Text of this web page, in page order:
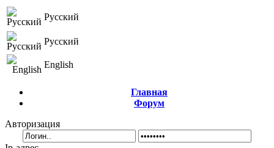
Русский
Русский
English
Главная
Форум
Авторизация